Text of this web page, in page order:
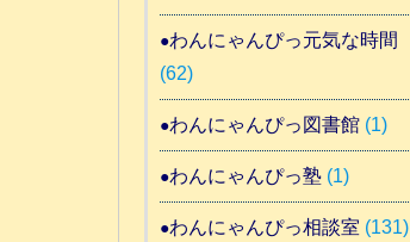
わんにゃんぴっ元気な時間
(62)
わんにゃんぴっ図書館(1)
わんにゃんぴっ塾(1)
わんにゃんぴっ相談室 (131)